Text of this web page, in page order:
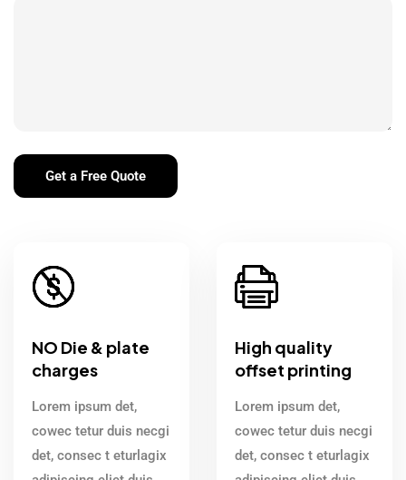
NO Die & plate
charges
Lorem ipsum det,
cowec tetur duis necgi
det, consec t eturlagix
High quality
offset printing
Lorem ipsum det,
cowec tetur duis necgi
det, consec t eturlagix